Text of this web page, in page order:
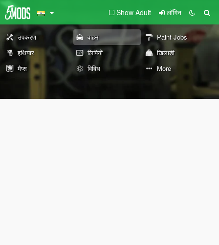
Show Adult लॉगिन
उपकरण वाहन
Paint Jobs
हथियार
लिपियों
खिलाड़ी
मैप्स
विविध More